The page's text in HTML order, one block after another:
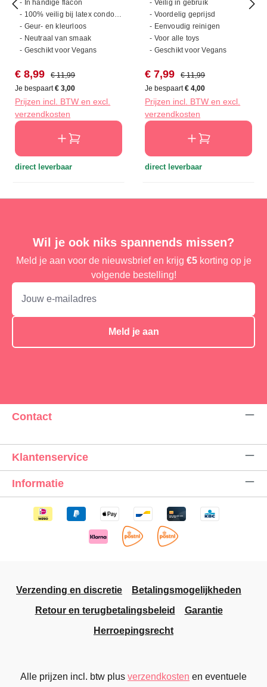
- In handige flacon
- 100% veilig bij latex condooms
- Geur- en kleurloos
- Neutraal van smaak
- Geschikt voor Vegans
Verkoopprijs:
€ 8,99 Normale prijs:
€ 11,99
Je bespaart€ 3,00
Prijzen incl. BTW en excl.
verzendkosten
direct leverbaar
- Veilig in gebruik
- Voordelig geprijsd
- Eenvoudig reinigen
- Voor alle toys
- Geschikt voor Vegans
Verkoopprijs:
€ 7,99 Normale prijs:
€ 11,99
Je bespaart€ 4,00
Prijzen incl. BTW en excl.
verzendkosten
direct leverbaar
Wil je ook niks spannends missen?
Meld je aan voor de nieuwsbrief en krijg €5korting op je
volgende bestelling!
Meld je aan
Contact
Klantenservice
Informatie
Verzending en discretie
Betalingsmogelijkheden
Retour en terugbetalingsbeleid
Garantie
Herroepingsrecht
Alle prijzen incl. btw plus verzendkosten en eventuele